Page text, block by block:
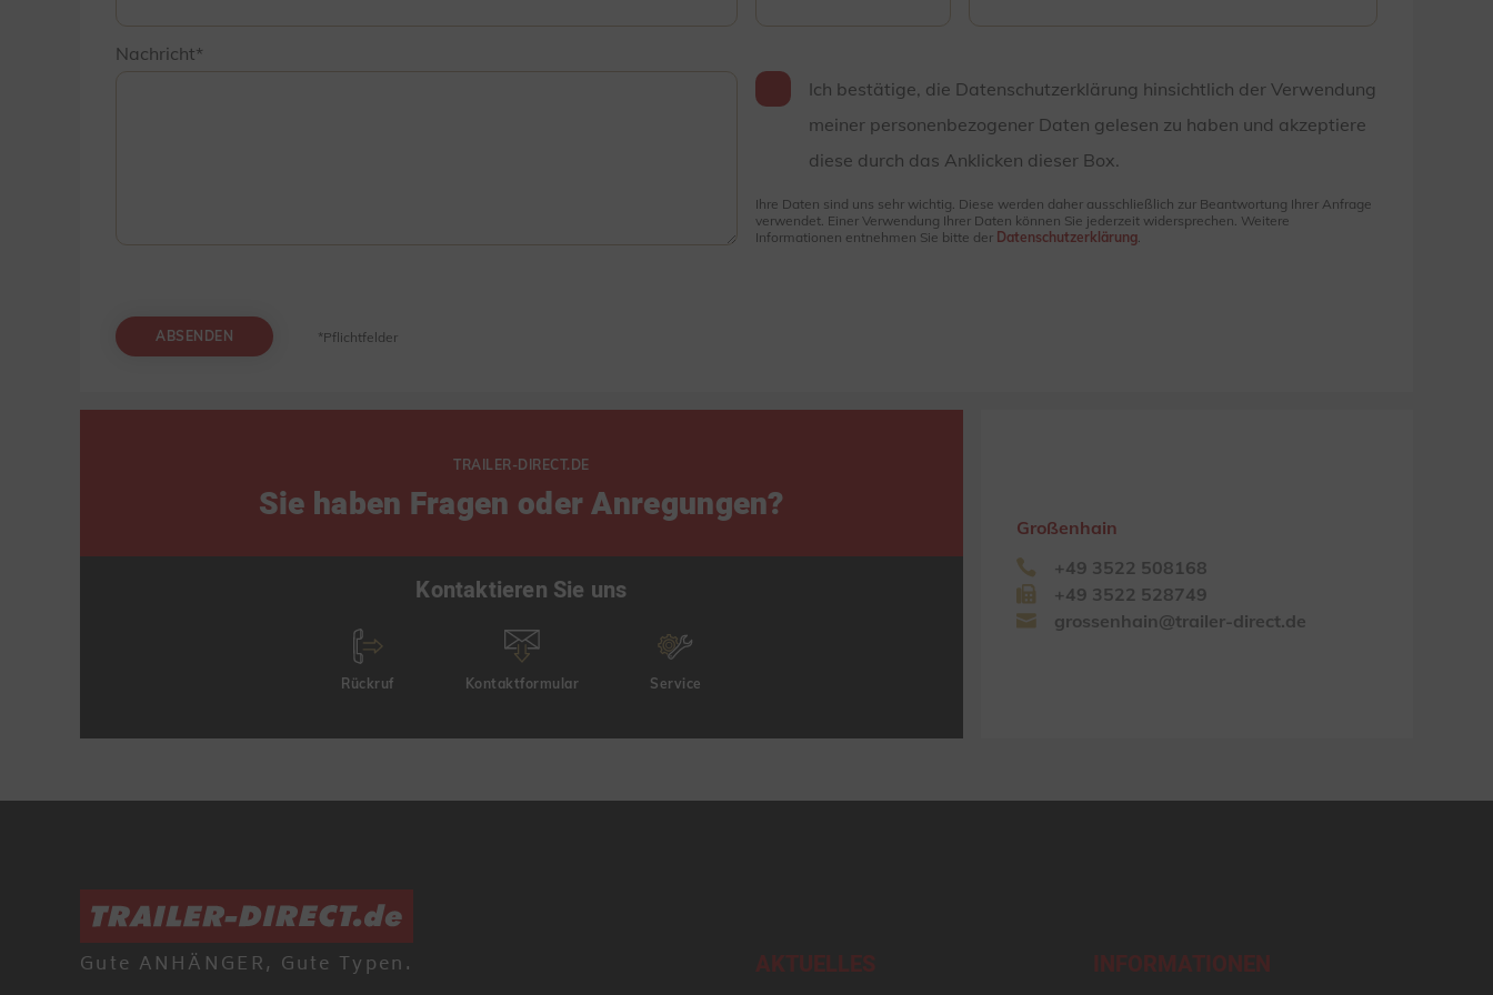
Nachricht
Ich bestätige, die Datenschutzerklärung hinsichtlich der Verwendung
meiner personenbezogener Daten gelesen zu haben und akzeptiere
diese durch das Anklicken dieser Box.
Ihre Daten sind uns sehr wichtig. Diese werden daher ausschließlich zur Beantwortung Ihrer Anfrage
verwendet. Einer Verwendung Ihrer Daten können Sie jederzeit widersprechen. Weitere
Informationen entnehmen Sie bitte der Datenschutzerklärung.
ABSENDEN *Pflichtfelder
TRAILER-DIRECT.DE
Sie haben Fragen oder Anregungen?
Kontaktieren Sie uns
Rückruf Kontaktformular Service
Großenhain
+49 3522 508168
+49 3522 528749
grossenhain@trailer-direct.de
Gute ANHÄNGER, Gute Typen. AKTUELLES INFORMATIONEN